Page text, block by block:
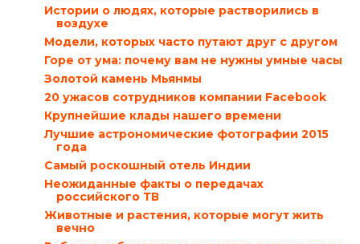
Истории о людях, которые растворились в
воздухе
Модели, которых часто путают друг с другом
Горе от ума: почему вам не нужны умные часы
Золотой камень Мьянмы
20 ужасов сотрудников компании Facebook
Крупнейшие клады нашего времени
Лучшие астрономические фотографии 2015
года
Самый роскошный отель Индии
Неожиданные факты о передачах
российского ТВ
Животные и растения, которые могут жить
вечно